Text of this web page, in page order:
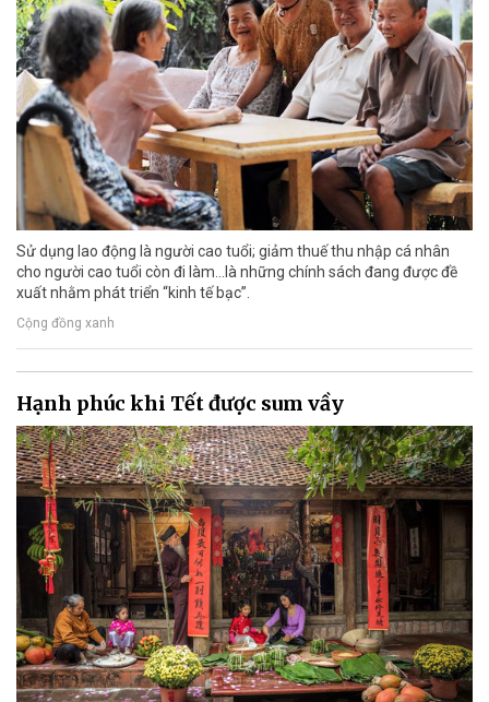
Sử dụng lao động là người cao tuổi; giảm thuế thu nhập cá nhân
cho người cao tuổi còn đi làm…là những chính sách đang được đề
xuất nhằm phát triển “kinh tế bạc”.
Cộng đồng xanh
Hạnh phúc khi Tết được sum vầy